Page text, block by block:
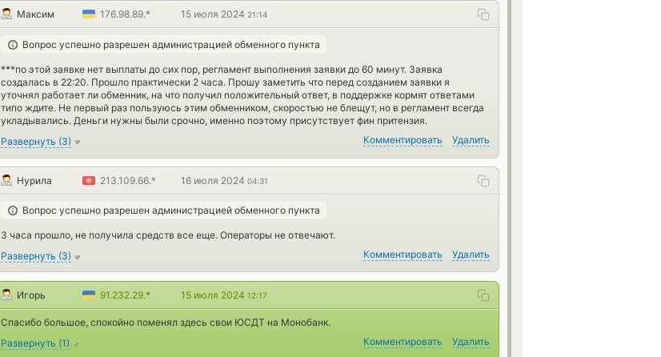
Максим 176.98.89.* 15 июля 2024 21:14
Вопрос успешно разрешен администрацией обменного пункта
***по этой заявке нет выплаты до сих пор, регламент выполнения заявки до 60 минут. Заявка
создалась в 22:20. Прошло практически 2 часа. Прошу заметить что перед созданием заявки я
уточнял работает ли обменник, на что получил положительный ответ, в поддержке кормят ответами
типо ждите. Не первый раз пользуюсь этим обменником, скоростью не блещут, но в регламент всегда
укладывались. Деньги нужны были срочно, именно поэтому присутствует фин притензия.
Развернуть (3) Комментировать Удалить
Нурила 213.109.66.* 16 июля 2024 04:31
Вопрос успешно разрешен администрацией обменного пункта
3 часа прошло, не получила средств все еще. Операторы не отвечают.
Развернуть (3) Комментировать Удалить
Игорь 91.232.29.* 15 июля 2024 12:17
Спасибо большое, спокойно поменял здесь свои ЮСДТ на Монобанк.
Развернуть (1) Комментировать Удалить